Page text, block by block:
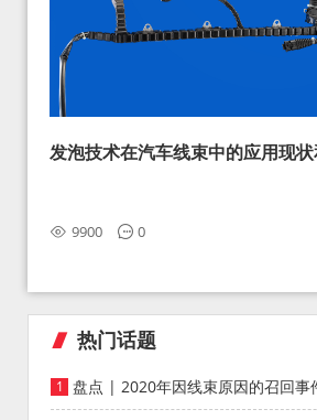
发泡技术在汽车线束中的应用现状
9900 0
热门话题
盘点 | 2020年因线束原因的召回事